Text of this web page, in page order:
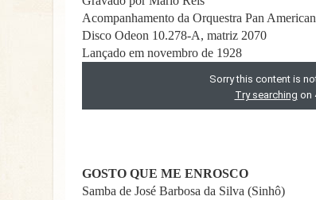
Acompanhamento da Orquestra Pan American
Disco Odeon 10.278-A, matriz 2070
Lançado em novembro de 1928
GOSTO QUE ME ENROSCO
Samba de José Barbosa da Silva (Sinhô)